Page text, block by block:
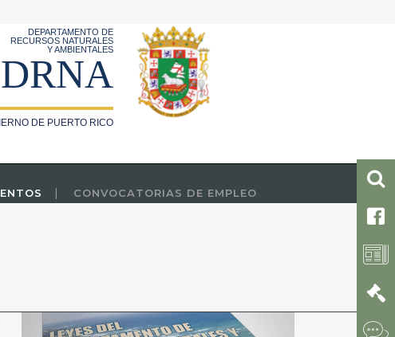
DEPARTAMENTO DE
RECURSOS NATURALES
Y AMBIENTALES
DRNA
DE PUERTO RICO
CONVOCATORIAS DE EMPLEO